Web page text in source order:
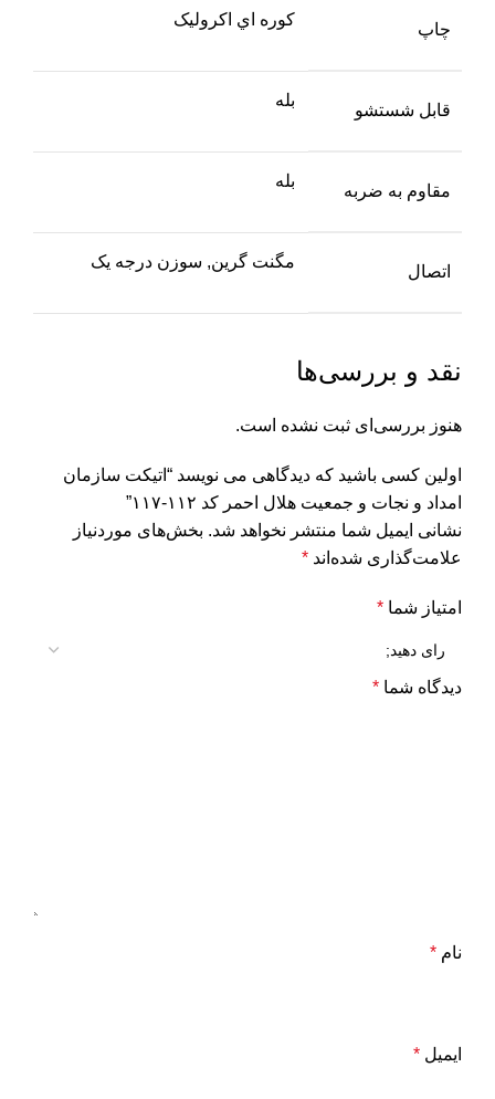
چاپ
کوره اي اکروليک
قابل شستشو
بله
مقاوم به ضربه
بله
اتصال
مگنت گرين, سوزن درجه يک
نقد و بررسی‌ها
هنوز بررسی‌ای ثبت نشده است.
اولین کسی باشید که دیدگاهی می نویسد “اتیکت سازمان
امداد و نجات و جمعیت هلال احمر کد ۱۱۲-۱۱۷”
نشانی ایمیل شما منتشر نخواهد شد. بخش‌های موردنیاز
علامت‌گذاری شده‌اند *
امتیاز شما *
دیدگاه شما *
نام *
ایمیل *